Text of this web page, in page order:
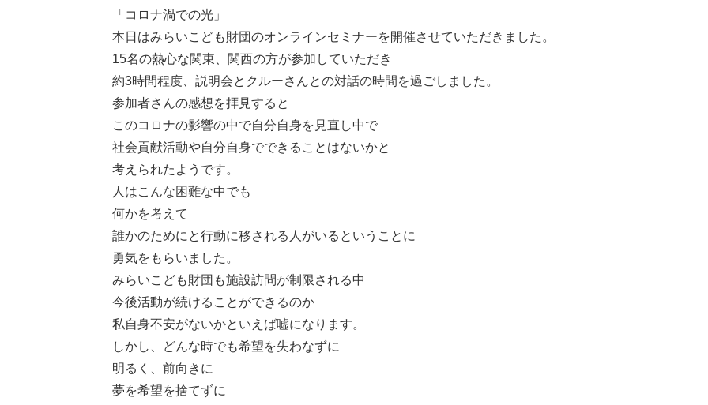
「コロナ渦での光」
本日はみらいこども財団のオンラインセミナーを開催させていただきました。
15名の熱心な関東、関西の方が参加していただき
約3時間程度、説明会とクルーさんとの対話の時間を過ごしました。
参加者さんの感想を拝見すると
このコロナの影響の中で自分自身を見直し中で
社会貢献活動や自分自身でできることはないかと
考えられたようです。
人はこんな困難な中でも
何かを考えて
誰かのためにと行動に移される人がいるということに
勇気をもらいました。
みらいこども財団も施設訪問が制限される中
今後活動が続けることができるのか
私自身不安がないかといえば嘘になります。
しかし、どんな時でも希望を失わなずに
明るく、前向きに
夢を希望を捨てずに